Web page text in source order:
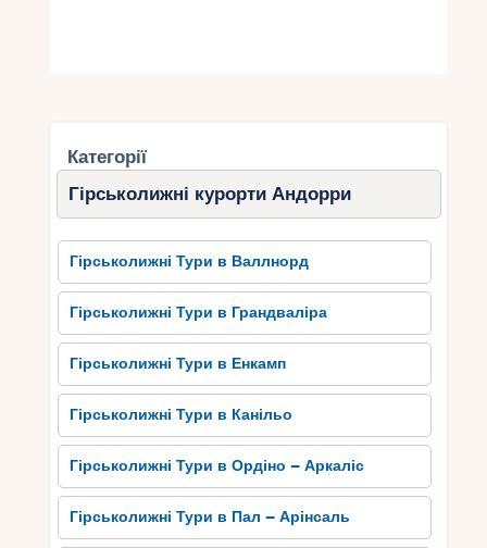
Категорії
Гірськолижні курорти Андорри
Гірськолижні Тури в Валлнорд
Гірськолижні Тури в Грандваліра
Гірськолижні Тури в Енкамп
Гірськолижні Тури в Канільо
Гірськолижні Тури в Ордіно – Аркаліс
Гірськолижні Тури в Пал – Арінсаль